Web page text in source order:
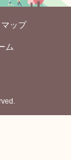
ップ
ム